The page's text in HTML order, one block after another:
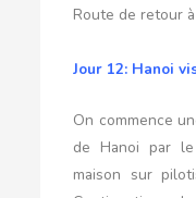
Route de retour
Jour 12: Hanoi
On commence
de Hanoi par
maison sur